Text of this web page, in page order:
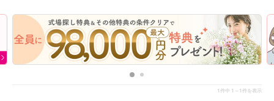
1 件中 1～1 件を表示